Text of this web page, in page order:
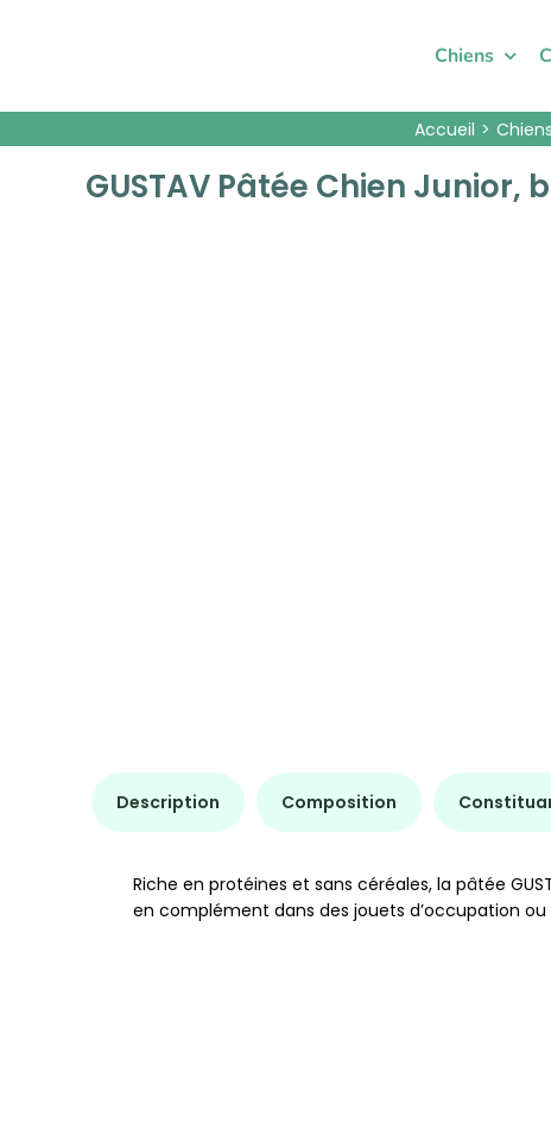
Chiens
Accueil Chiens
GUSTAV Pâtée Chien Junior,
Description Composition
Riche en protéines et sans céréales, la pâtée
en complément dans des jouets d’occupation